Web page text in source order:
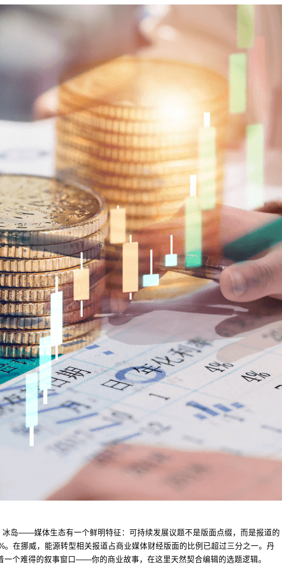
岛——媒体生态有一个鲜明特征：可持续发展议题不是版面点缀，而是报道的
在挪威，能源转型相关报道占商业媒体财经版面的比例已超过三分之一。丹
个难得的叙事窗口——你的商业故事，在这里天然契合编辑的选题逻辑。